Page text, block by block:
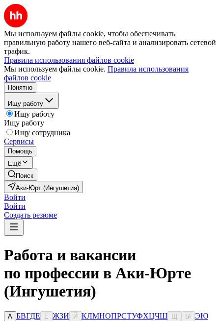
Мы используем файлы cookie, чтобы обеспечивать
правильную работу нашего веб-сайта и анализировать сетевой
трафик.
Правила использования файлов cookie
Мы используем файлы cookie. Правила использования
файлов cookie
Понятно
Ищу работу
Ищу работу
Ищу работу
Ищу сотрудника
Сервисы
Помощь
Ещё
Поиск
Аки-Юрт (Ингушетия)
Войти
Войти
Создать резюме
Работа и вакансии
по профессии в Аки-Юрте
(Ингушетия)
А БВГДЕ Ё ЖЗИ Й КЛМНОПРСТУФХЦЧШ Ы ЭЮ